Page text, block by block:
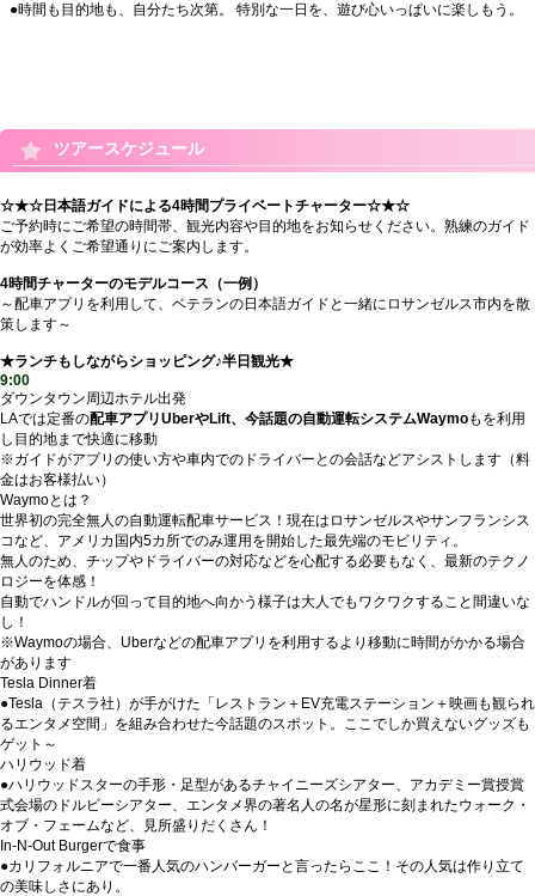
●時間も目的地も、自分たち次第。 特別な一日を、遊び心いっぱいに楽しもう。
ツアースケジュール
☆★☆日本語ガイドによる4時間プライベートチャーター☆★☆
ご予約時にご希望の時間帯、観光内容や目的地をお知らせください。熟練のガイド
が効率よくご希望通りにご案内します。
4時間チャーターのモデルコース（一例）
～配車アプリを利用して、ベテランの日本語ガイドと一緒にロサンゼルス市内を散
策します～
★ランチもしながらショッピング♪半日観光★
9:00
ダウンタウン周辺ホテル出発
LAでは定番の配車アプリUberやLift、今話題の自動運転システムWaymoもを利用
し目的地まで快適に移動
※ガイドがアプリの使い方や車内でのドライバーとの会話などアシストします（料
金はお客様払い）
Waymoとは？
世界初の完全無人の自動運転配車サービス！現在はロサンゼルスやサンフランシス
コなど、アメリカ国内5カ所でのみ運用を開始した最先端のモビリティ。
無人のため、チップやドライバーの対応などを心配する必要もなく、最新のテクノ
ロジーを体感！
自動でハンドルが回って目的地へ向かう様子は大人でもワクワクすること間違いな
し！
※Waymoの場合、Uberなどの配車アプリを利用するより移動に時間がかかる場合
があります
Tesla Dinner着
●Tesla（テスラ社）が手がけた「レストラン＋EV充電ステーション＋映画も観られ
るエンタメ空間」を組み合わせた今話題のスポット。ここでしか買えないグッズも
ゲット～
ハリウッド着
●ハリウッドスターの手形・足型があるチャイニーズシアター、アカデミー賞授賞
式会場のドルビーシアター、エンタメ界の著名人の名が星形に刻まれたウォーク・
オブ・フェームなど、見所盛りだくさん！
In-N-Out Burgerで食事
●カリフォルニアで一番人気のハンバーガーと言ったらここ！その人気は作り立て
の美味しさにあり。